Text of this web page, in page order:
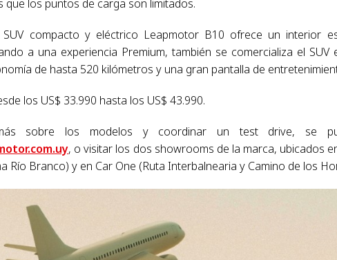
que los puntos de carga son limitados.
compacto y eléctrico Leapmotor B10 ofrece un interior
a una experiencia Premium, también se comercializa el
de hasta 520 kilómetros y una gran pantalla de
los US$ 33.990 hasta los US$ 43.990.
sobre los modelos y coordinar un test drive, se
, o visitar los dos showrooms de la marca, ubicados
Río Branco) y en Car One (Ruta Interbalnearia y Camino de los